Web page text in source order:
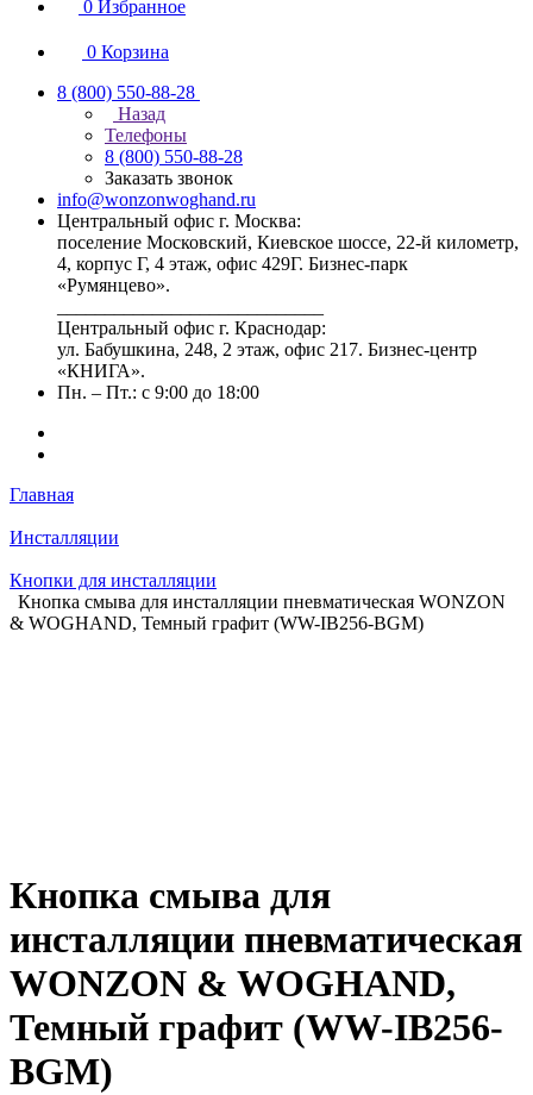
0 Избранное
0 Корзина
8 (800) 550-88-28
Назад
Телефоны
8 (800) 550-88-28
Заказать звонок
info@wonzonwoghand.ru
Центральный офис г. Москва:
поселение Московский, Киевское шоссе, 22-й километр,
4, корпус Г, 4 этаж, офис 429Г. Бизнес-парк
«Румянцево».
Центральный офис г. Краснодар:
ул. Бабушкина, 248, 2 этаж, офис 217. Бизнес-центр
«КНИГА».
Пн. – Пт.: с 9:00 до 18:00
Главная
Инсталляции
Кнопки для инсталляции
Кнопка смыва для инсталляции пневматическая WONZON
& WOGHAND, Темный графит (WW-IB256-BGM)
Кнопка смыва для
инсталляции пневматическая
WONZON & WOGHAND,
Темный графит (WW-IB256-
BGM)